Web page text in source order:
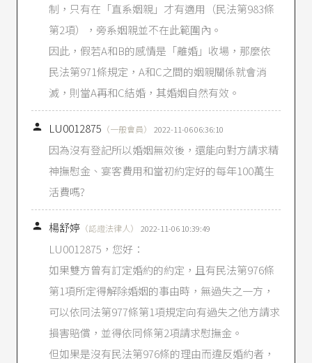
制，只有在「直系姻親」才有適用（民法第983條
第2項），旁系姻親並不在此範圍內。
因此，假若A和B的感情是「離婚」收場，那麼依
民法第971條規定，A和C之間的姻親關係就會消
滅，則當A再和C結婚，其婚姻自然有效。
 LU0012875 （一般會員） 2022-11-06 06:36:10
因為沒有登記所以婚姻無效後，還能向對方請求精
神撫慰金、宴客費用和當初約定好的每年100萬生
活費嗎?
 楊舒婷 （認證法律人） 2022-11-06 10:39:49
LU0012875，您好：
如果雙方曾有訂定婚約的約定，且有民法第976條
第1項所定得解除婚姻的事由時，無過失之一方，
可以依同法第977條第1項規定向有過失之他方請求
損害賠償，並得依同條第2項請求慰撫金。
但如果是沒有民法第976條的理由而違反婚約者，